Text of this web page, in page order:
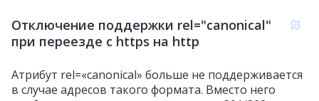
Отключение поддержки rel="canonical"
при переезде с https на http
Атрибут rel=«canonical» больше не поддерживается
в случае адресов такого формата. Вместо него